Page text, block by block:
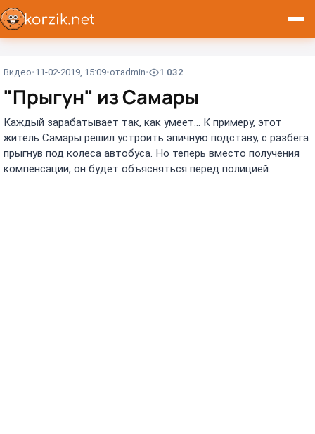
Видео 11-02-2019, 15:09 отadmin 1 032
"Прыгун" из Самары
Каждый зарабатывает так, как умеет... К примеру, этот
житель Самары решил устроить эпичную подставу, с разбега
прыгнув под колеса автобуса. Но теперь вместо получения
компенсации, он будет объясняться перед полицией.